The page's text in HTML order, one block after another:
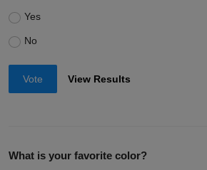
Yes
No
Vote View Results
What is your favorite color?